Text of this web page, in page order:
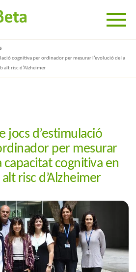
cognitiva per ordinador per mesurar l’evolució de la
alt risc d’Alzheimer
jocs d’estimulació
per mesurar
capacitat cognitiva en
risc d’Alzheimer